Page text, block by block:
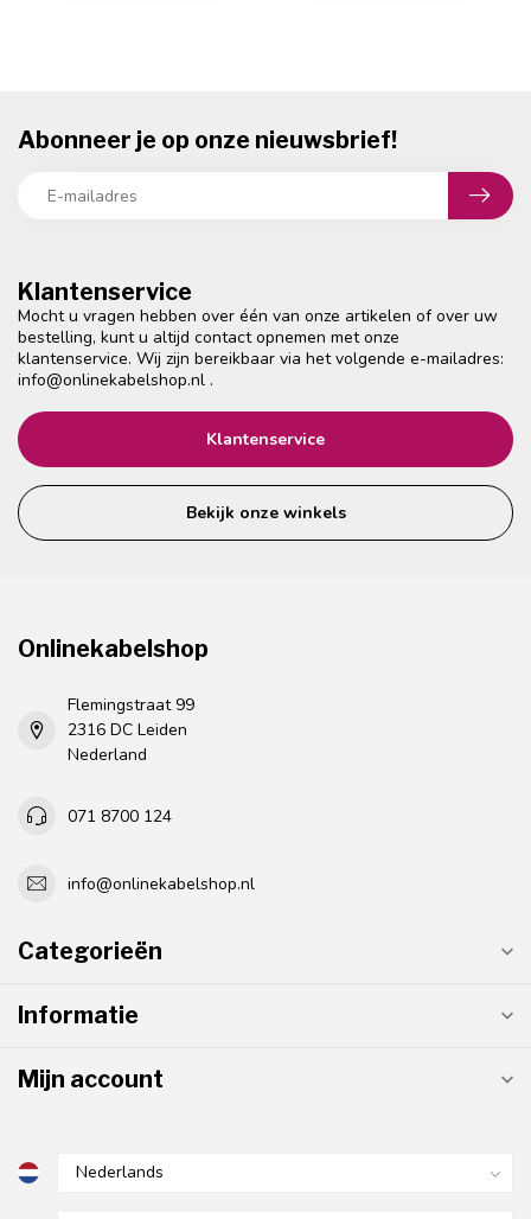
Klantenservice
Mocht u vragen hebben over één van onze artikelen of over uw
bestelling, kunt u altijd contact opnemen met onze
klantenservice. Wij zijn bereikbaar via het volgende e-mailadres:
info@onlinekabelshop.nl .
Klantenservice
Bekijk onze winkels
Abonneer je op onze nieuwsbrief!
Onlinekabelshop
Flemingstraat 99
2316 DC Leiden
Nederland
071 8700 124
info@onlinekabelshop.nl
Categorieën
Informatie
Mijn account